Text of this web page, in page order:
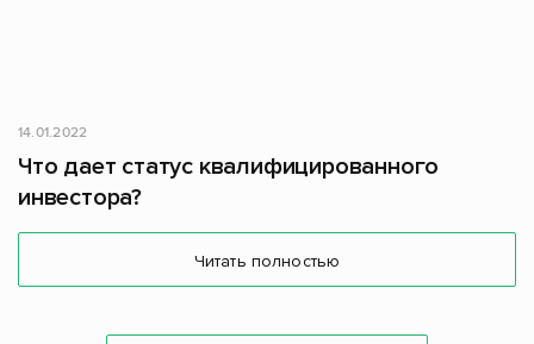
14.01.2022
Что дает статус квалифицированного
инвестора?
Читать полностью